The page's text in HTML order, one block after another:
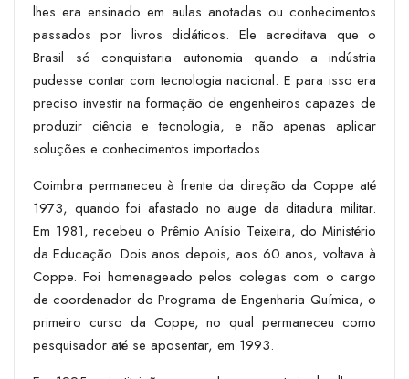
lhes era ensinado em aulas anotadas ou conhecimentos
passados por livros didáticos. Ele acreditava que o
Brasil só conquistaria autonomia quando a indústria
pudesse contar com tecnologia nacional. E para isso era
preciso investir na formação de engenheiros capazes de
produzir ciência e tecnologia, e não apenas aplicar
soluções e conhecimentos importados.
Coimbra permaneceu à frente da direção da Coppe até
1973, quando foi afastado no auge da ditadura militar.
Em 1981, recebeu o Prêmio Anísio Teixeira, do Ministério
da Educação. Dois anos depois, aos 60 anos, voltava à
Coppe. Foi homenageado pelos colegas com o cargo
de coordenador do Programa de Engenharia Química, o
primeiro curso da Coppe, no qual permaneceu como
pesquisador até se aposentar, em 1993.